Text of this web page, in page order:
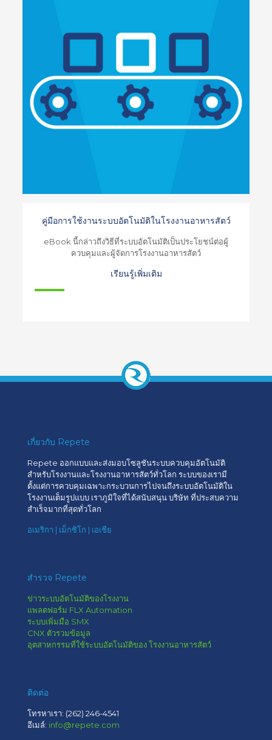
คู่มือการใช้งานระบบอัตโนมัติในโรงงานอาหารสัตว์
eBook นี้กล่าวถึงวิธีที่ระบบอัตโนมัติเป็นประโยชน์ต่อผู้
ควบคุมและผู้จัดการโรงงานอาหารสัตว์
เรียนรู้เพิ่มเติม
เกี่ยวกับ Repete
Repete ออกแบบและส่งมอบโซลูชันระบบควบคุมอัตโนมัติ
สำหรับโรงงานและโรงงานอาหารสัตว์ทั่วโลก ระบบของเรามี
ตั้งแต่การควบคุมเฉพาะกระบวนการไปจนถึงระบบอัตโนมัติใน
โรงงานเต็มรูปแบบ เราภูมิใจที่ได้สนับสนุน บริษัท ที่ประสบความ
สำเร็จมากที่สุดทั่วโลก
อเมริกา | เม็กซิโก | เอเชีย
สำรวจ Repete
ข่าวระบบอัตโนมัติของโรงงาน
แพลตฟอร์ม FLX Automation
ระบบเพิ่มมือ SMX
CNX ตัวรวมข้อมูล
อุตสาหกรรมที่ใช้ระบบอัตโนมัติของ โรงงานอาหารสัตว์
ติดต่อ
โทรหาเรา: (262) 246-4541
อีเมล์: info@repete.com